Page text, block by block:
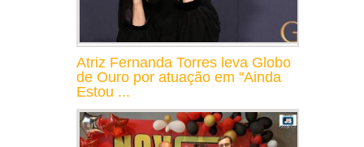
Atriz Fernanda Torres leva Globo
de Ouro por atuação em "Ainda
Estou ...